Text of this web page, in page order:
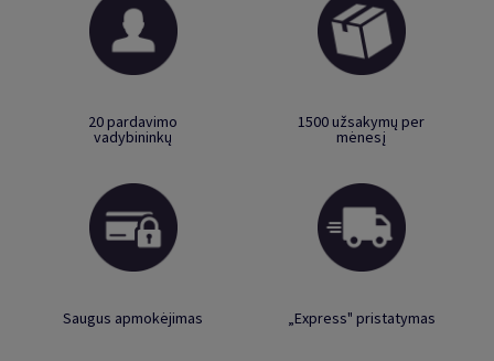
20 pardavimo
vadybininkų
1500 užsakymų per
mėnesį
Saugus apmokėjimas „Express" pristatymas